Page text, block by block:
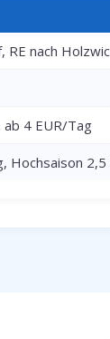
nach
4 EUR/Tag
Hochsaison 2,5